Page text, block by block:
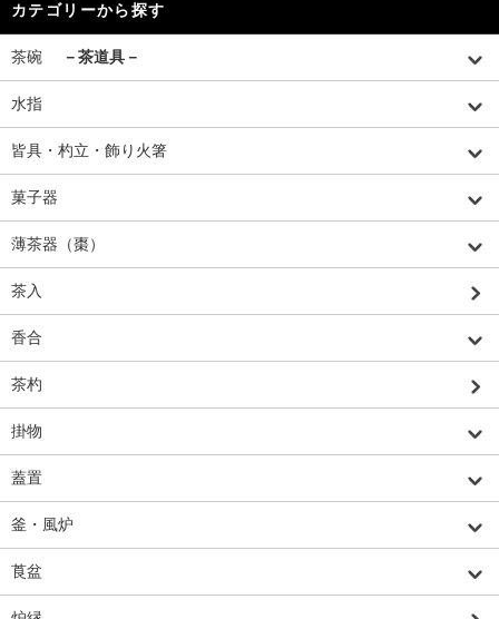
カテゴリーから探す
茶碗 －茶道具－
水指
皆具・杓立・飾り火箸
菓子器
薄茶器（棗）
茶入
香合
茶杓
掛物
蓋置
釜・風炉
莨盆